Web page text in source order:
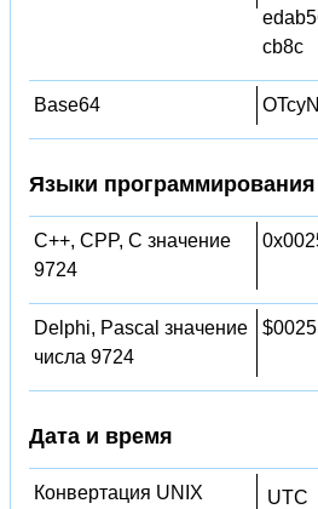
cb8c
Base64
Языки программирования
C++, CPP, C значение
9724
Delphi, Pascal значение
числа 9724
Дата и время
Конвертация UNIX
UTC